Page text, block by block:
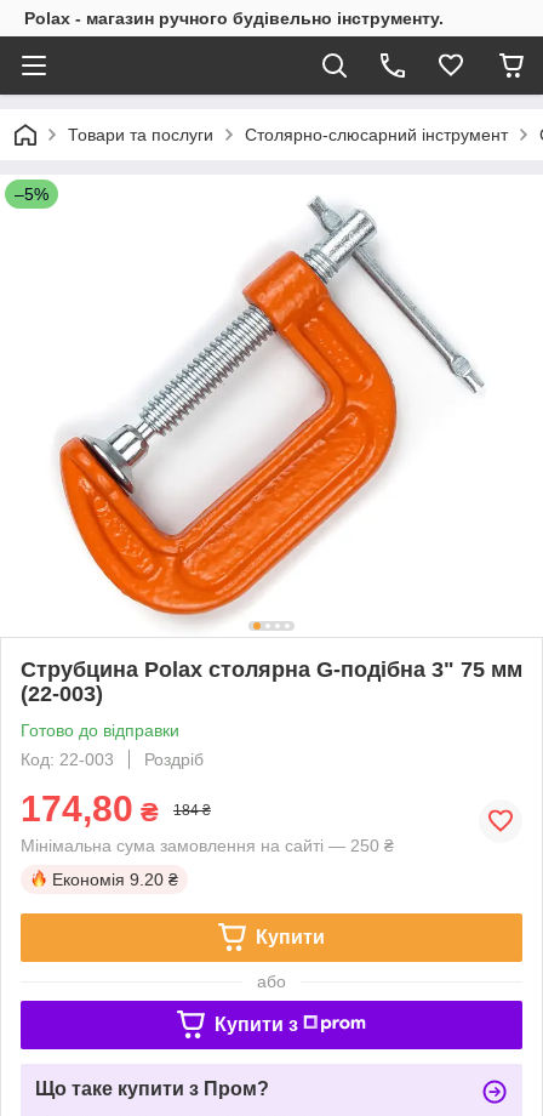
Polax - магазин ручного будівельно інструменту.
Товари та послуги Столярно-слюсарний інструмент
–5%
Струбцина Polax столярна G-подібна 3" 75 мм
(22-003)
Готово до відправки
Код: 22-003
Роздріб
174,80 ₴ 184 ₴
Мінімальна сума замовлення на сайті — 250 ₴
Економія 9.20 ₴
Купити
або
Купити з
Що таке купити з Пром?